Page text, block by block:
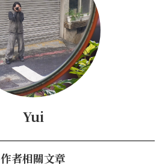
Yui
作者相關文章